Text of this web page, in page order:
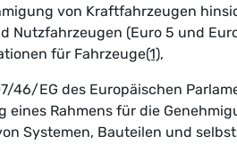
von Kraftfahrzeugen
Nutzfahrzeugen (Euro 5 und
für Fahrzeuge(1),
46/EG des Europäischen
eines Rahmens für die
Systemen, Bauteilen und